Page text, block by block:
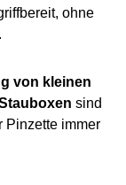
ohne
von kleinen
sind
Pinzette immer